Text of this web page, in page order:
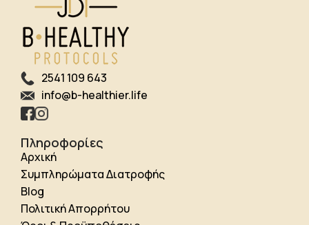
2541 109 643
info@b-healthier.life
Πληροφορίες
Αρχική
Συμπληρώματα Διατροφής
Blog
Πολιτική Απορρήτου